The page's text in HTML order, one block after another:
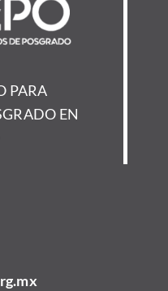
PARA
EN